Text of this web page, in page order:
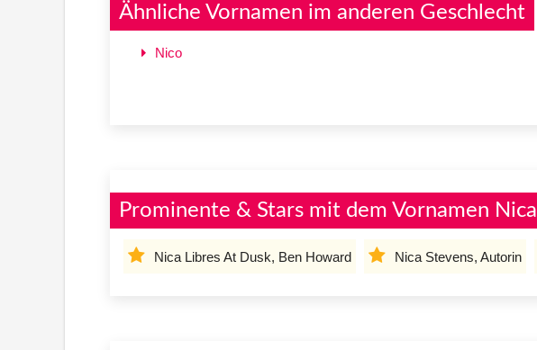
Ähnliche Vornamen im anderen Geschlecht
Nico
Prominente & Stars mit dem Vornamen Nica
Nica Libres At Dusk, Ben Howard Nica Stevens, Autorin